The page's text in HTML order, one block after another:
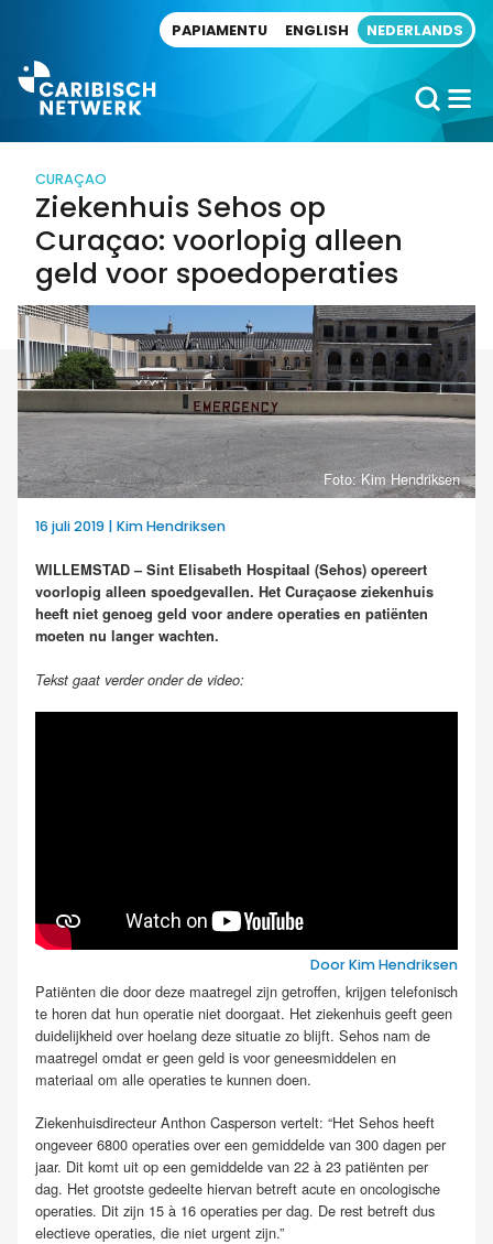
PAPIAMENTU ENGLISH NEDERLANDS
CURAÇAO
Ziekenhuis Sehos op
Curaçao: voorlopig alleen
geld voor spoedoperaties
Foto: Kim Hendriksen
16 juli 2019 | Kim Hendriksen
WILLEMSTAD – Sint Elisabeth Hospitaal (Sehos) opereert
voorlopig alleen spoedgevallen. Het Curaçaose ziekenhuis
heeft niet genoeg geld voor andere operaties en patiënten
moeten nu langer wachten.
Tekst gaat verder onder de video:
Door Kim Hendriksen
Patiënten die door deze maatregel zijn getroffen, krijgen telefonisch
te horen dat hun operatie niet doorgaat. Het ziekenhuis geeft geen
duidelijkheid over hoelang deze situatie zo blijft. Sehos nam de
maatregel omdat er geen geld is voor geneesmiddelen en
materiaal om alle operaties te kunnen doen.
Ziekenhuisdirecteur Anthon Casperson vertelt: “Het Sehos heeft
ongeveer 6800 operaties over een gemiddelde van 300 dagen per
jaar. Dit komt uit op een gemiddelde van 22 à 23 patiënten per
dag. Het grootste gedeelte hiervan betreft acute en oncologische
operaties. Dit zijn 15 à 16 operaties per dag. De rest betreft dus
electieve operaties, die niet urgent zijn.”